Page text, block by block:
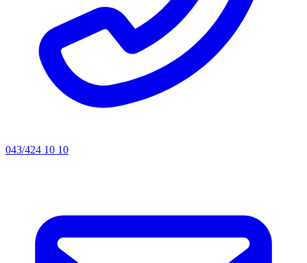
043/424 10 10